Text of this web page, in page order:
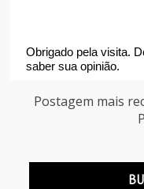
Obrigado pela visita.
saber sua opinião.
Postagem mais